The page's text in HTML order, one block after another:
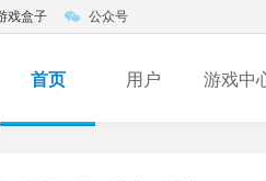
戏盒子 公众号
首页 用户 游戏中